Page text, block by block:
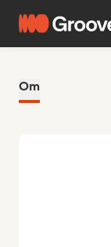
Om